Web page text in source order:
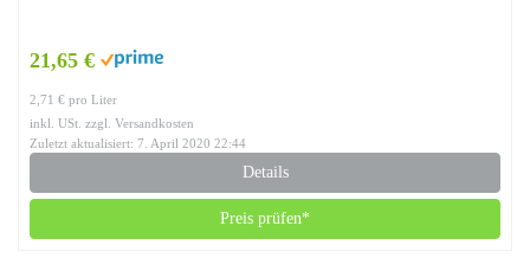
21,65 €
2,71 € pro Liter
inkl. USt. zzgl. Versandkosten
Zuletzt aktualisiert: 7. April 2020 22:44
Details
Preis prüfen*